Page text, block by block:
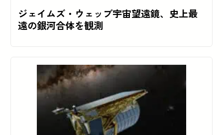
ジェイムズ・ウェッブ宇宙望遠鏡、史上最
遠の銀河合体を観測